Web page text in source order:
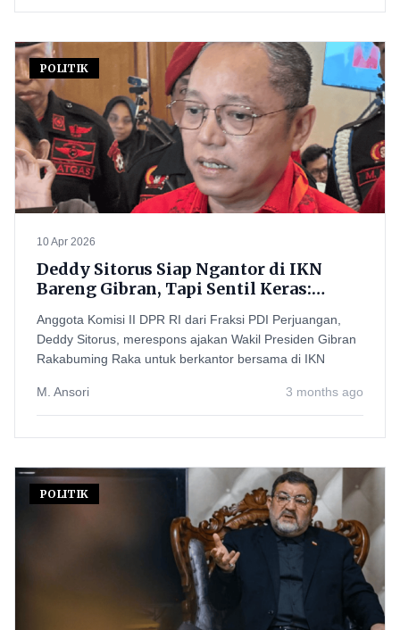
POLITIK
10 Apr 2026
Deddy Sitorus Siap Ngantor di IKN
Bareng Gibran, Tapi Sentil Keras:
Anggota Komisi II DPR RI dari Fraksi PDI Perjuangan,
Deddy Sitorus, merespons ajakan Wakil Presiden Gibran
Rakabuming Raka untuk berkantor bersama di IKN
M. Ansori 3 months ago
POLITIK